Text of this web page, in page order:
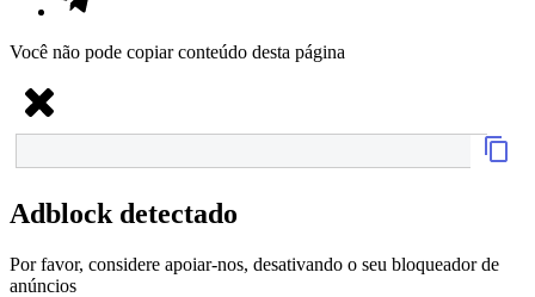
Você não pode copiar conteúdo desta página
Adblock detectado
Por favor, considere apoiar-nos, desativando o seu bloqueador de
anúncios